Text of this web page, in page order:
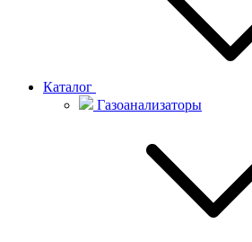
Каталог
Газоанализаторы